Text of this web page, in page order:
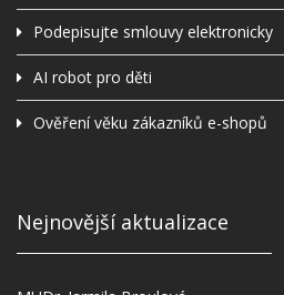
Podepisujte smlouvy elektronicky
AI robot pro děti
Ověření věku zákazníků e-shopů
Nejnovější aktualizace